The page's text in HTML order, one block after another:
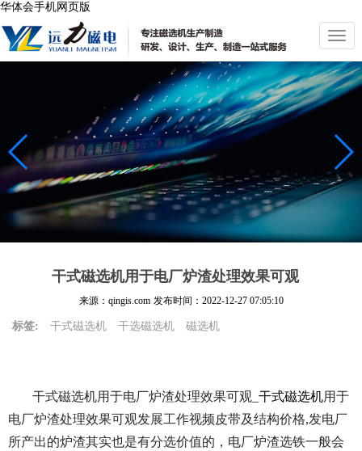
华体会手机网页版
切
换
导
航
干式磁选机用于电厂炉渣处理效果可观
来源：qingis.com 发布时间： 2022-12-27 07:05:10
标签: 干式磁选机 干选磁选机 磁选机
干式磁选机用于电厂炉渣处理效果可观_ 干式磁选机用于
电厂炉渣处理效果可观发展工作视频皮带及结构价格,发电厂
所产出的炉渣其实也是有分选价值的，电厂炉渣选铁一般会